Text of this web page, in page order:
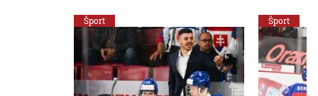
Šport Šport